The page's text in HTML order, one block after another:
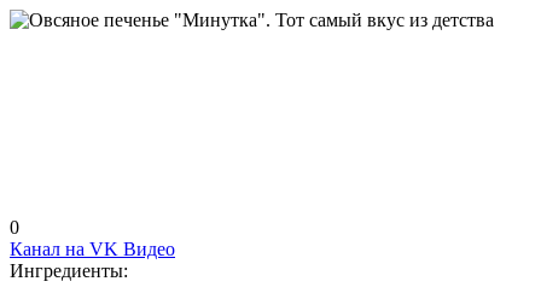
0
Канал на VK Видео
Ингредиенты: